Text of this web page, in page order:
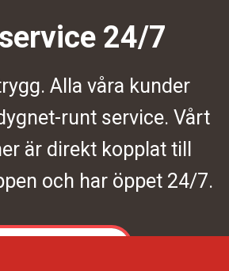
24/7
Alla våra kunder
runt service. Vårt
är direkt kopplat till
och har öppet 24/7.